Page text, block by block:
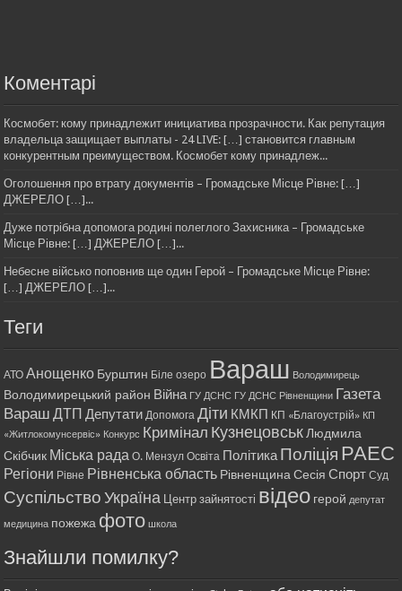
Коментарі
Космобет: кому принадлежит инициатива прозрачности. Как репутация
владельца защищает выплаты - 24 LIVE: […] становится главным
конкурентным преимуществом. Космобет кому принадлеж...
Оголошення про втрату документів – Громадське Місце Рівне: […]
ДЖЕРЕЛО […]...
Дуже потрібна допомога родині полеглого Захисника – Громадське
Місце Рівне: […] ДЖЕРЕЛО […]...
Небесне військо поповнив ще один Герой – Громадське Місце Рівне:
[…] ДЖЕРЕЛО […]...
Теги
АТО Анощенко Бурштин Біле озеро Вараш Володимирець
Володимирецький район Війна ГУ ДСНС ГУ ДСНС Рівненщини Газета
Вараш ДТП Депутати Допомога Діти КМКП КП «Благоустрій» КП
«Житлокомунсервіс» Конкурс Кримінал Кузнецовськ Людмила
Скібчик Міська рада О. Мензул Освіта ПолітикаПоліція РАЕС
Регіони Рівне Рівненська область Рівненщина Сесія Спорт Суд
Суспільство Україна Центр зайнятості відео герой депутат
медицина пожежа фото школа
Знайшли помилку?